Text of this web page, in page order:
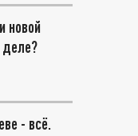
новой
деле?
- всё.